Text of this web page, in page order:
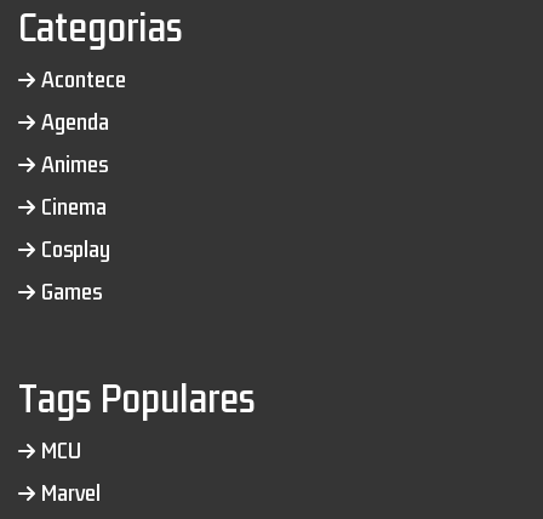
Categorias
Acontece
Agenda
Animes
Cinema
Cosplay
Games
Tags Populares
MCU
Marvel